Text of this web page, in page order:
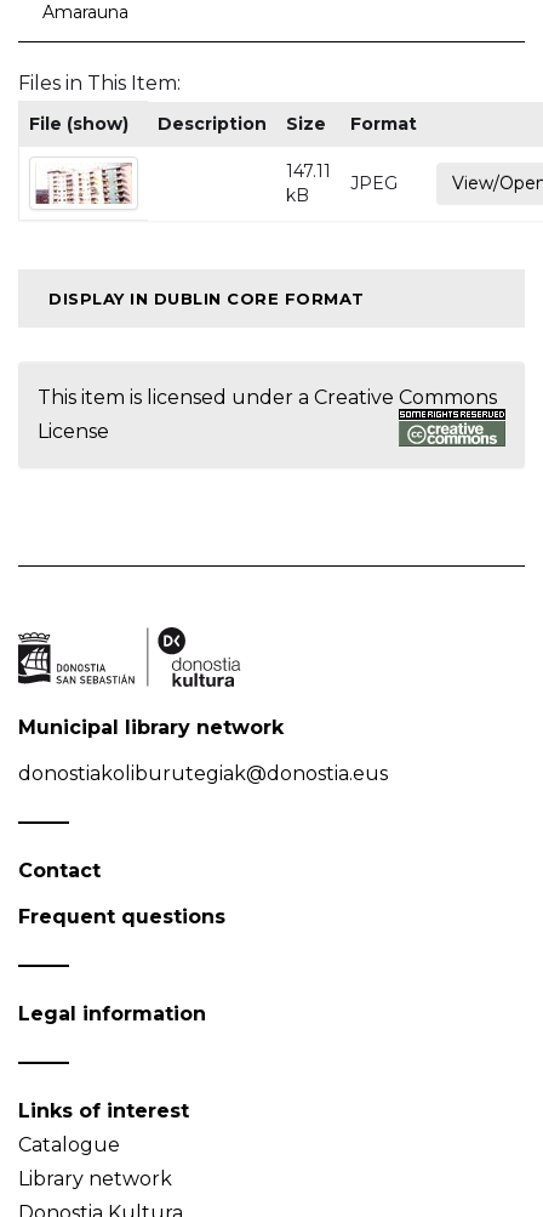
Amarauna
Files in This Item:
File (show) Description Size Format
147.11
kB
JPEG View/
DISPLAY IN DUBLIN CORE FORMAT
This item is licensed under a Creative Commons
License
Municipal library network
donostiakoliburutegiak@donostia.eus
Contact
Frequent questions
Legal information
Links of interest
Catalogue
Library network